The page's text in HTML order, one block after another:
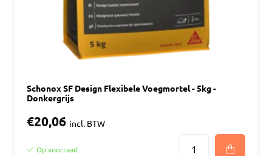
Schonox SF Design Flexibele Voegmortel - 5kg -
Donkergrijs
€20,06 incl. BTW
Op voorraad